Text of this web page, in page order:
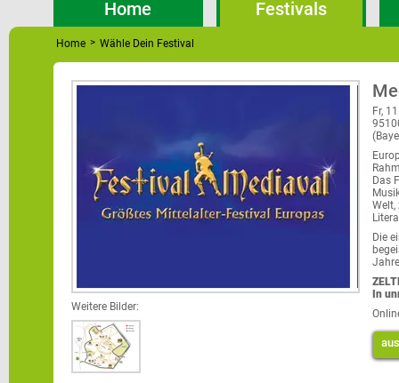
Home Festivals
Home > Wähle Dein Festival
Weitere Bilder:
Fr,
Das
Die
In